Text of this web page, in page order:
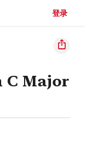
登录
C Major